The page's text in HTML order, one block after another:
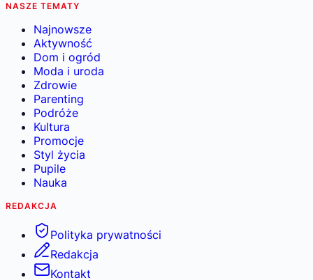
NASZE TEMATY
Najnowsze
Aktywność
Dom i ogród
Moda i uroda
Zdrowie
Parenting
Podróże
Kultura
Promocje
Styl życia
Pupile
Nauka
REDAKCJA
Polityka prywatności
Redakcja
Kontakt